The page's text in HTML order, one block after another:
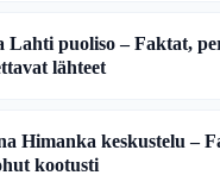
Lahti puoliso – Faktat,
lähteet
Himanka keskustelu –
kootusti